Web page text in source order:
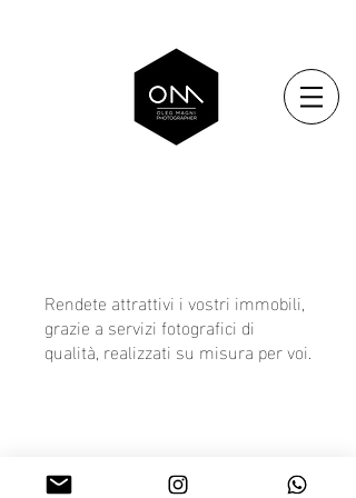
Rendete attrattivi i vostri immobili,
grazie a servizi fotografici di
qualità, realizzati su misura per voi.
Load More